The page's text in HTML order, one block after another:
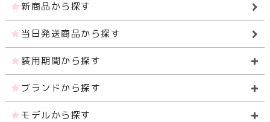
新商品から探す
当日発送商品から探す
装用期間から探す
ブランドから探す
モデルから探す